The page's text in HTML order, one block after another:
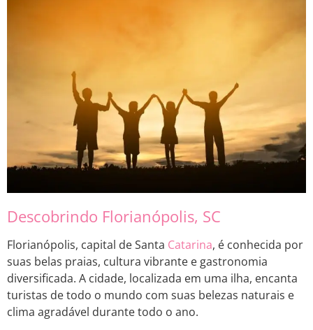
Descobrindo Florianópolis, SC
Florianópolis, capital de Santa Catarina, é conhecida por
suas belas praias, cultura vibrante e gastronomia
diversificada. A cidade, localizada em uma ilha, encanta
turistas de todo o mundo com suas belezas naturais e
clima agradável durante todo o ano.